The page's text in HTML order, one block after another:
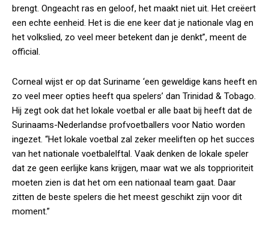
brengt. Ongeacht ras en geloof, het maakt niet uit. Het creëert
een echte eenheid. Het is die ene keer dat je nationale vlag en
het volkslied, zo veel meer betekent dan je denkt”, meent de
official.
Corneal wijst er op dat Suriname ‘een geweldige kans heeft en
zo veel meer opties heeft qua spelers’ dan Trinidad & Tobago.
Hij zegt ook dat het lokale voetbal er alle baat bij heeft dat de
Surinaams-Nederlandse profvoetballers voor Natio worden
ingezet. “Het lokale voetbal zal zeker meeliften op het succes
van het nationale voetbalelftal. Vaak denken de lokale speler
dat ze geen eerlijke kans krijgen, maar wat we als topprioriteit
moeten zien is dat het om een nationaal team gaat. Daar
zitten de beste spelers die het meest geschikt zijn voor dit
moment.”